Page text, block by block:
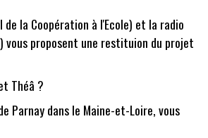
de la Coopération à l'Ecole) et la radio
vous proposent une restituion du projet
Théâ ?
Parnay dans le Maine-et-Loire, vous